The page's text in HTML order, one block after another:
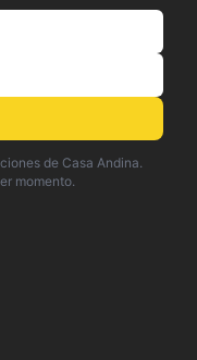
de Casa Andina.
momento.